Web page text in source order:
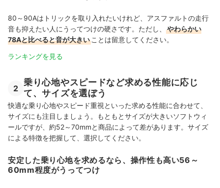
80～90Aはトリックを取り入れたいけれど、アスファルトの走行
音も抑えたい人にうってつけの硬さです。ただし、
やわらかい
78Aと比べると音が大きい ことは留意してください。
ランキングを見る
2
乗り心地やスピードなど求める性能に応じ
て、サイズを選ぼう
快適な乗り心地やスピード重視といった求める性能に合わせて、
サイズにも注目しましょう。もともとサイズが大きいソフトウィ
ールですが、約52～70mmと商品によって差があります。サイズ
による特徴を把握して、選択してください。
安定した乗り心地を求めるなら、操作性も高い56～
60mm程度がうってつけ